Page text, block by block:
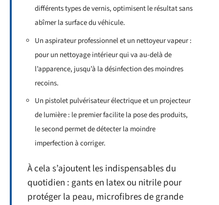
différents types de vernis, optimisent le résultat sans
abîmer la surface du véhicule.
Un aspirateur professionnel et un nettoyeur vapeur :
pour un nettoyage intérieur qui va au-delà de
l’apparence, jusqu’à la désinfection des moindres
recoins.
Un pistolet pulvérisateur électrique et un projecteur
de lumière : le premier facilite la pose des produits,
le second permet de détecter la moindre
imperfection à corriger.
À cela s’ajoutent les indispensables du
quotidien : gants en latex ou nitrile pour
protéger la peau, microfibres de grande